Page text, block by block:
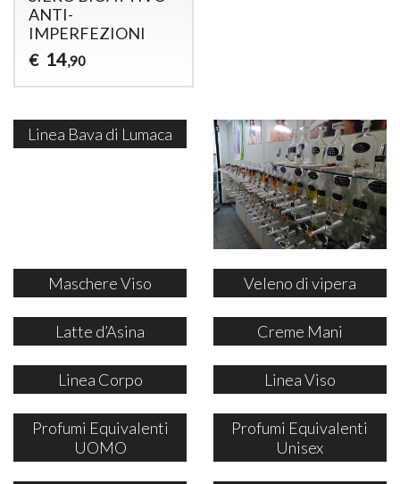
ANTI-
IMPERFEZIONI
€ 14,90
Linea Bava di Lumaca
Maschere Viso Veleno di vipera
Latte d’Asina Creme Mani
Linea Corpo Linea Viso
Profumi Equivalenti
UOMO
Profumi Equivalenti
Unisex